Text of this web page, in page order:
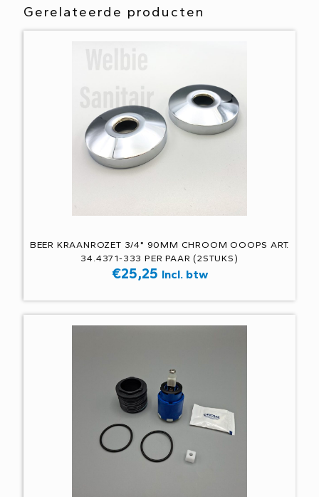
Gerelateerde producten
BEER KRAANROZET 3/4" 90MM CHROOM OOOPS ART.
34.4371-333 PER PAAR (2STUKS)
€25,25 Incl. btw